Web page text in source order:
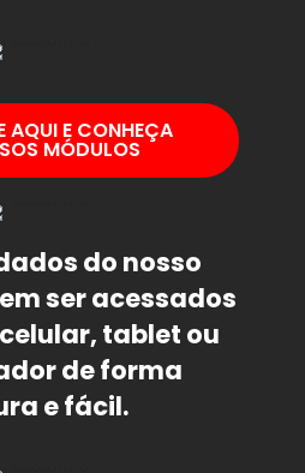
AQUI E CONHEÇA
MÓDULOS
do nosso
ser acessados
tablet ou
de forma
e fácil.